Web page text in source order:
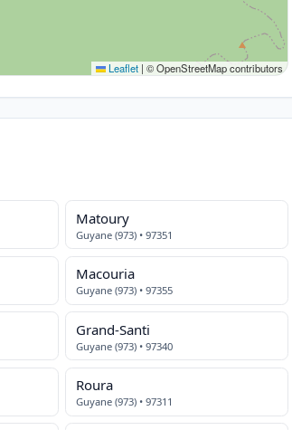
Leaflet | © OpenStreetMap contributors
Matoury
Guyane (973) • 97351
Macouria
Guyane (973) • 97355
Grand-Santi
Guyane (973) • 97340
Roura
Guyane (973) • 97311